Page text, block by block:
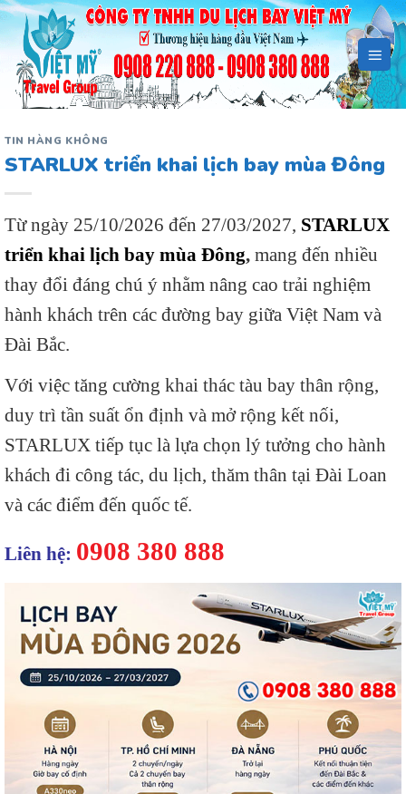
Bỏ
qua
dung
TIN HÀNG KHÔNG
STARLUX triển khai lịch bay mùa Đông
Từ ngày 25/10/2026 đến 27/03/2027, STARLUX
triển khai lịch bay mùa Đông, mang đến nhiều
thay đổi đáng chú ý nhằm nâng cao trải nghiệm
hành khách trên các đường bay giữa Việt Nam và
Đài Bắc.
Với việc tăng cường khai thác tàu bay thân rộng,
duy trì tần suất ổn định và mở rộng kết nối,
STARLUX tiếp tục là lựa chọn lý tưởng cho hành
khách đi công tác, du lịch, thăm thân tại Đài Loan
và các điểm đến quốc tế.
Liên hệ: 0908 380 888